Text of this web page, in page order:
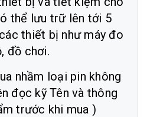
thể lưu trữ lên tới 5
thiết bị như máy đo
đồ chơi.
nhầm loại pin không
đọc kỹ Tên và thông
trước khi mua )